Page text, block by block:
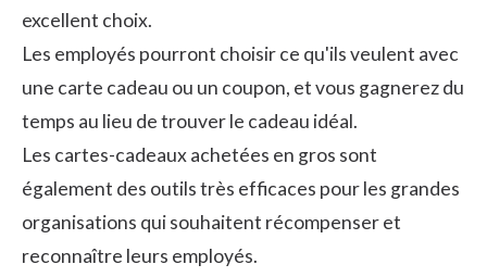
excellent choix.
Les employés pourront choisir ce qu'ils veulent avec
une carte cadeau ou un coupon, et vous gagnerez du
temps au lieu de trouver le cadeau idéal.
Les cartes-cadeaux achetées en gros sont
également des outils très efficaces pour les grandes
organisations qui souhaitent récompenser et
reconnaître leurs employés.